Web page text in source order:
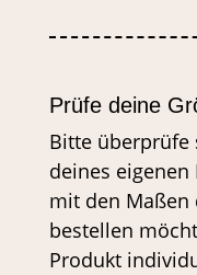
Prüfe deine
Bitte überprüfe
deines
mit den Maßen
bestellen
Produkt